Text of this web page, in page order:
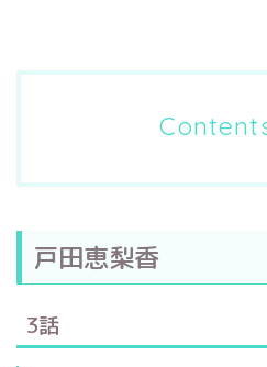
戸田恵梨香
3話